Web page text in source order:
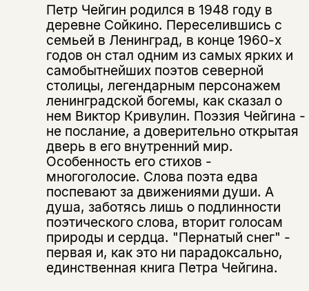
Петр Чейгин родился в 1948 году в
деревне Сойкино. Переселившись с
семьей в Ленинград, в конце 1960-х
годов он стал одним из самых ярких и
самобытнейших поэтов северной
столицы, легендарным персонажем
ленинградской богемы, как сказал о
нем Виктор Кривулин. Поэзия Чейгина -
не послание, а доверительно открытая
дверь в его внутренний мир.
Особенность его стихов -
многоголосие. Слова поэта едва
поспевают за движениями души. А
душа, заботясь лишь о подлинности
поэтического слова, вторит голосам
природы и сердца. "Пернатый снег" -
первая и, как это ни парадоксально,
единственная книга Петра Чейгина.